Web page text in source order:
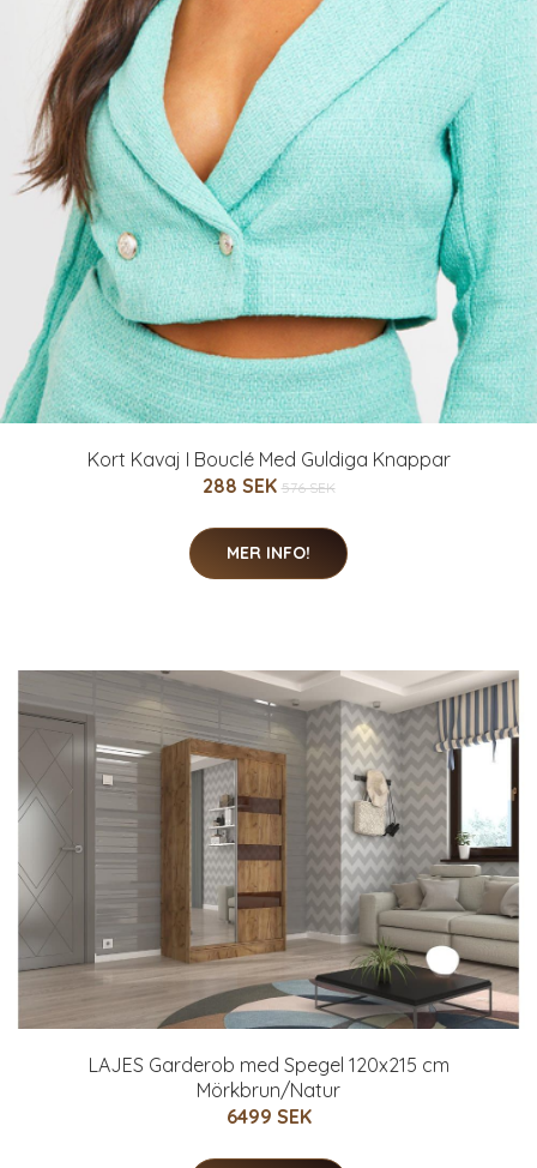
Kort Kavaj I Bouclé Med Guldiga Knappar
288 SEK 576 SEK
MER INFO!
LAJES Garderob med Spegel 120x215 cm
Mörkbrun/Natur
6499 SEK